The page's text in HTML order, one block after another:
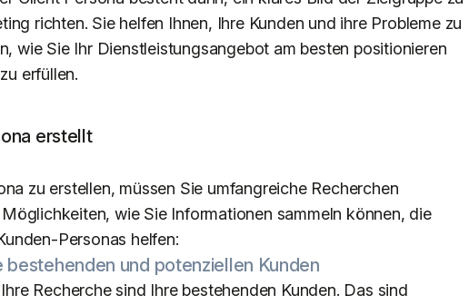
richten. Sie helfen Ihnen, Ihre Kunden und ihre Probleme zu
wie Sie Ihr Dienstleistungsangebot am besten positionieren
erfüllen.
erstellt
zu erstellen, müssen Sie umfangreiche Recherchen
wie Sie Informationen sammeln können, die
Personas helfen:
bestehenden und potenziellen Kunden
Recherche sind Ihre bestehenden Kunden. Das sind